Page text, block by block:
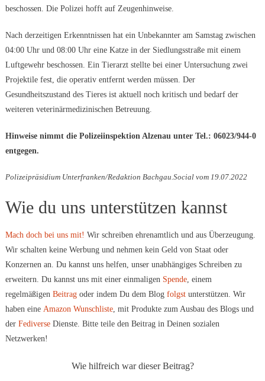
beschossen. Die Polizei hofft auf Zeugenhinweise.
Nach derzeitigen Erkenntnissen hat ein Unbekannter am Samstag zwischen
04:00 Uhr und 08:00 Uhr eine Katze in der Siedlungsstraße mit einem
Luftgewehr beschossen. Ein Tierarzt stellte bei einer Untersuchung zwei
Projektile fest, die operativ entfernt werden müssen. Der
Gesundheitszustand des Tieres ist aktuell noch kritisch und bedarf der
weiteren veterinärmedizinischen Betreuung.
Hinweise nimmt die Polizeiinspektion Alzenau unter Tel.: 06023/944-0
entgegen.
Polizeipräsidium Unterfranken/Redaktion Bachgau.Social vom 19.07.2022
Wie du uns unterstützen kannst
Mach doch bei uns mit! Wir schreiben ehrenamtlich und aus Überzeugung.
Wir schalten keine Werbung und nehmen kein Geld von Staat oder
Konzernen an. Du kannst uns helfen, unser unabhängiges Schreiben zu
erweitern. Du kannst uns mit einer einmaligen Spende, einem
regelmäßigen Beitragoder indem Du dem Blog folgstunterstützen. Wir
haben eine Amazon Wunschliste, mit Produkte zum Ausbau des Blogs und
der FediverseDienste. Bitte teile den Beitrag in Deinen sozialen
Netzwerken!
Wie hilfreich war dieser Beitrag?